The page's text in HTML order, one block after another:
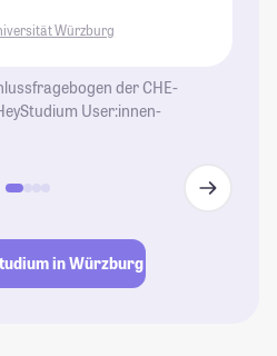
Würzburg
der CHE-
User:innen-
in Würzburg